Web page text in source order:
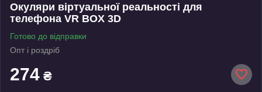
Окуляри віртуальної реальності для
телефона VR BOX 3D
Готово до відправки
Опт і роздріб
274 ₴